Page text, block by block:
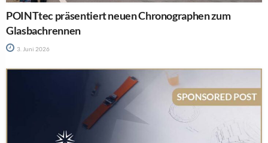
POINTtec präsentiert neuen Chronographen zum
Glasbachrennen
3. Juni 2026